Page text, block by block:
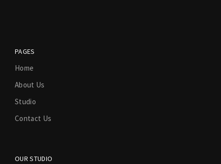
PAGES
Home
About Us
Studio
Contact Us
OUR STUDIO